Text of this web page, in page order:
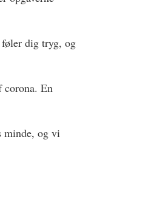
dig tryg, og
corona. En
minde, og vi